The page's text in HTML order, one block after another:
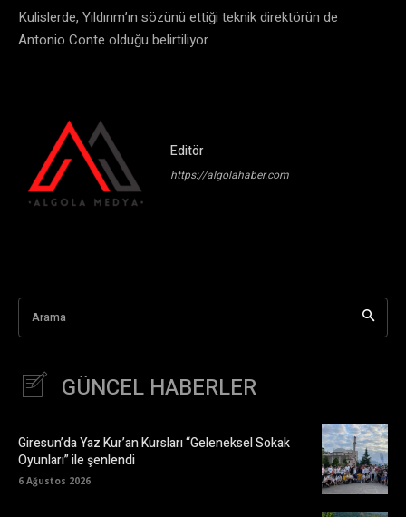
Kulislerde, Yıldırım’ın sözünü ettiği teknik direktörün de
Antonio Conte olduğu belirtiliyor.
Editör
https://algolahaber.com
Arama
GÜNCEL HABERLER
Giresun’da Yaz Kur’an Kursları “Geleneksel Sokak
Oyunları” ile şenlendi
6 Ağustos 2026